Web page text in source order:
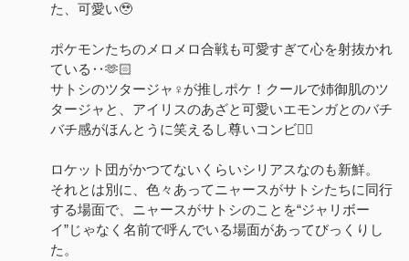
た、可愛い🥹
ポケモンたちのメロメロ合戦も可愛すぎて心を射抜かれ
ている‥🫶🏻
サトシのツタージャ♀が推しポケ！クールで姉御肌のツ
タージャと、アイリスのあざと可愛いエモンガとのバチ
バチ感がほんとうに笑えるし尊いコンビ😮‍💨
ロケット団がかつてないくらいシリアスなのも新鮮。
それとは別に、色々あってニャースがサトシたちに同行
する場面で、ニャースがサトシのことを“ジャリボー
イ”じゃなく名前で呼んでいる場面があってびっくりし
た。